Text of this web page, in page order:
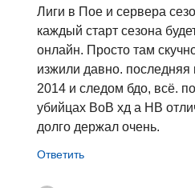
Лиги в Пое и сервера
каждый старт сезона
онлайн. Просто там
изжили давно.
2014 и следом бдо, всё.
убийцах ВоВ хд а НВ
долго держал очень.